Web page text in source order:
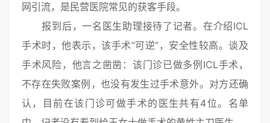
网引流，是民营医院常见的获客手段。
报到后，一名医生助理接待了记者。在介绍ICL
手术时，他表示，该手术“可逆”，安全性较高。谈及
手术风险，他言之凿凿：该门诊已做多例ICL手术，
不存在失败案例，也没有发生过手术意外。对方还确
认，目前在该门诊可做手术的医生共有4位。名单